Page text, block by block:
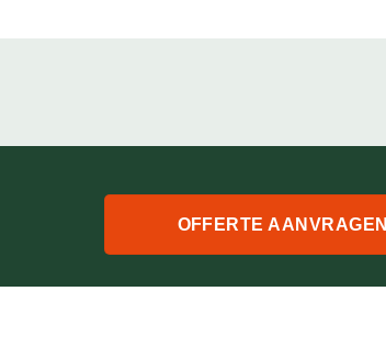
OFFERTE AANVRAGEN